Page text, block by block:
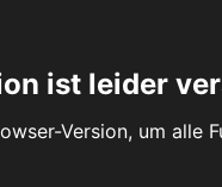
ist leider
Version, um